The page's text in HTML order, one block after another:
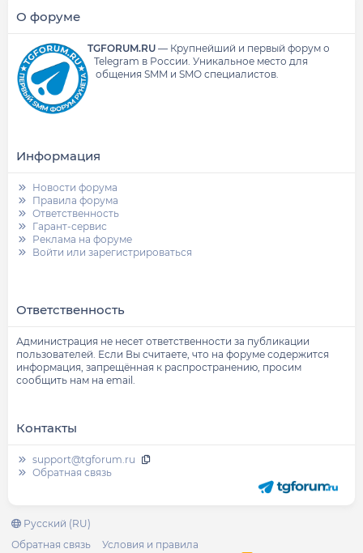
О форуме
TGFORUM.RU— Крупнейший и первый форум о
Telegram в России. Уникальное место для
общения SMM и SMO специалистов.
Информация
Новости форума
Правила форума
Ответственность
Гарант-сервис
Реклама на форуме
Войти или зарегистрироваться
Ответственность
Администрация не несет ответственности за публикации
пользователей. Если Вы считаете, что на форуме содержится
информация, запрещённая к распространению, просим
сообщить нам на email.
Контакты
support@tgforum.ru
Обратная связь
Русский (RU)
Обратная связь
Условия и правила